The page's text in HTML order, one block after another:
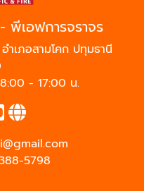
เอฟการจราจร
ำเภอสามโคก ปทุมธานี
- 17:00 น.
5798